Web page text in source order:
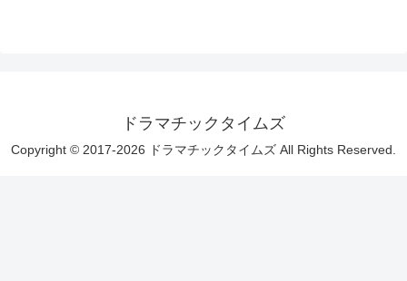
ドラマチックタイムズ
Copyright © 2017-2026 ドラマチックタイムズ All Rights Reserved.